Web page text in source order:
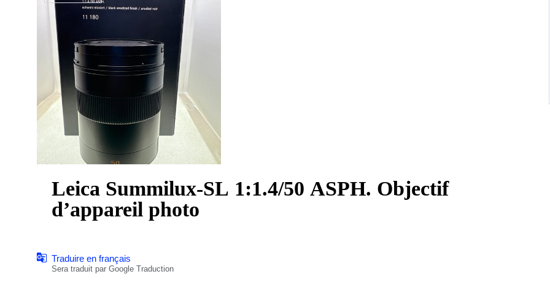
Leica Summilux-SL 1:1.4/50 ASPH. Objectif
d’appareil photo
Traduire en français
Sera traduit par Google Traduction